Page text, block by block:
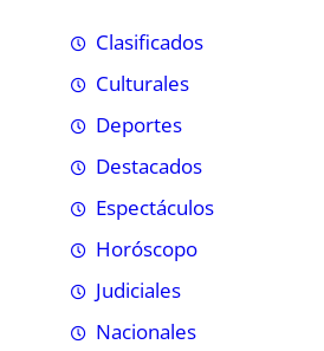
Clasificados
Culturales
Deportes
Destacados
Espectáculos
Horóscopo
Judiciales
Nacionales